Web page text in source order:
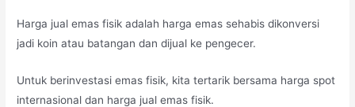
Harga jual emas fisik adalah harga emas sehabis dikonversi
jadi koin atau batangan dan dijual ke pengecer.
Untuk berinvestasi emas fisik, kita tertarik bersama harga spot
internasional dan harga jual emas fisik.